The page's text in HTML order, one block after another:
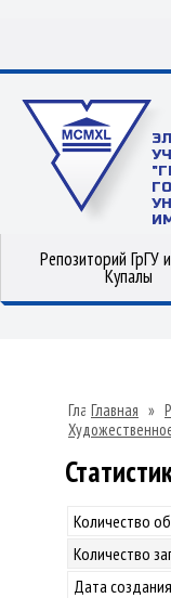
Репозиторий ГрГУ
Купалы
Главная »
Количество
Количество
Дата